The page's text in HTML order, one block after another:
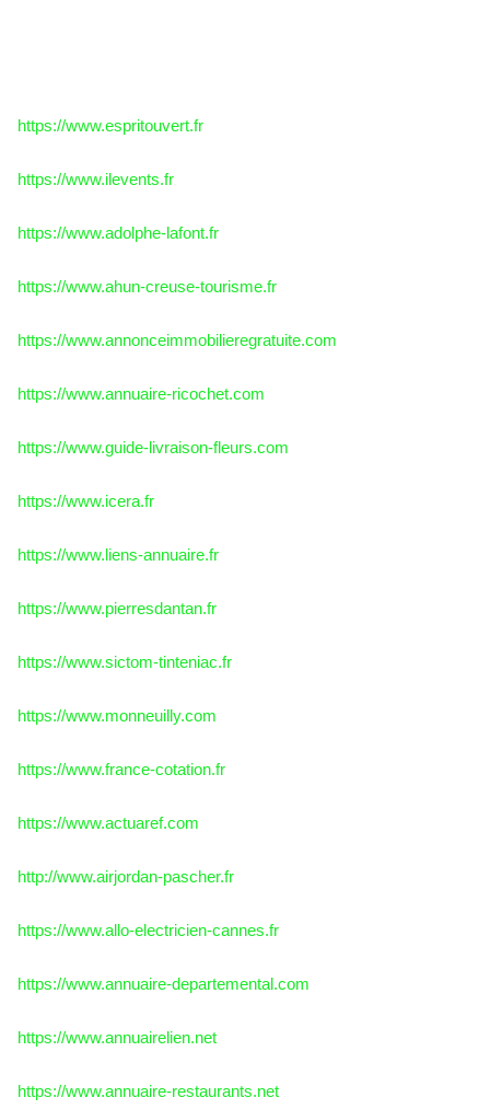
https://www.espritouvert.fr
https://www.ilevents.fr
https://www.adolphe-lafont.fr
https://www.ahun-creuse-tourisme.fr
https://www.annonceimmobilieregratuite.com
https://www.annuaire-ricochet.com
https://www.guide-livraison-fleurs.com
https://www.icera.fr
https://www.liens-annuaire.fr
https://www.pierresdantan.fr
https://www.sictom-tinteniac.fr
https://www.monneuilly.com
https://www.france-cotation.fr
https://www.actuaref.com
http://www.airjordan-pascher.fr
https://www.allo-electricien-cannes.fr
https://www.annuaire-departemental.com
https://www.annuairelien.net
https://www.annuaire-restaurants.net